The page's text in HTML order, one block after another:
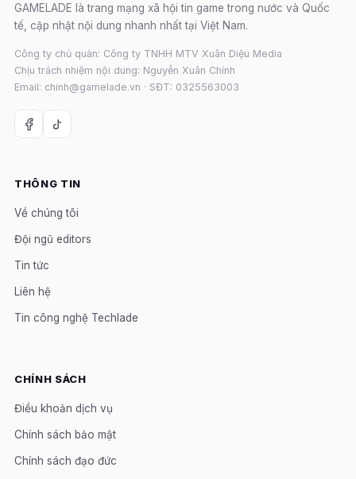
GAMELADE là trang mạng xã hội tin game trong nước và Quốc
tế, cập nhật nội dung nhanh nhất tại Việt Nam.
Công ty chủ quản: Công ty TNHH MTV Xuân Diệu Media
Chịu trách nhiệm nội dung: Nguyễn Xuân Chính
Email: chinh@gamelade.vn · SĐT: 0325563003
THÔNG TIN
Về chúng tôi
Đội ngũ editors
Tin tức
Liên hệ
Tin công nghệ Techlade
CHÍNH SÁCH
Điều khoản dịch vụ
Chính sách bảo mật
Chính sách đạo đức